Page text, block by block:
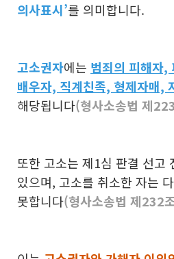
의사표시’를 의미합니다.
고소권자에는 범죄의 피해자,
배우자, 직계친족, 형제자매,
해당됩니다(형사소송법 제
또한 고소는 제1심 판결 선고
있으며, 고소를 취소한 자는
못합니다(형사소송법 제232